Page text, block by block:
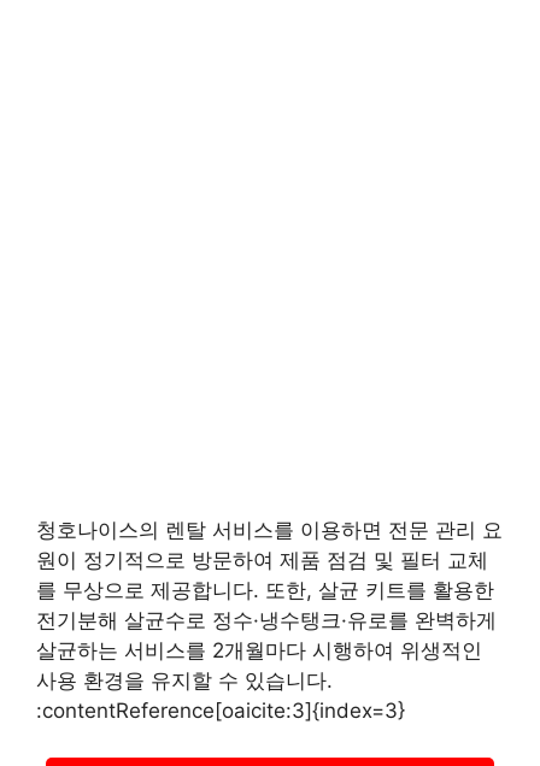
청호나이스의 렌탈 서비스를 이용하면 전문 관리 요
원이 정기적으로 방문하여 제품 점검 및 필터 교체
를 무상으로 제공합니다. 또한, 살균 키트를 활용한
전기분해 살균수로 정수·냉수탱크·유로를 완벽하게
살균하는 서비스를 2개월마다 시행하여 위생적인
사용 환경을 유지할 수 있습니다.
:contentReference[oaicite:3]{index=3}